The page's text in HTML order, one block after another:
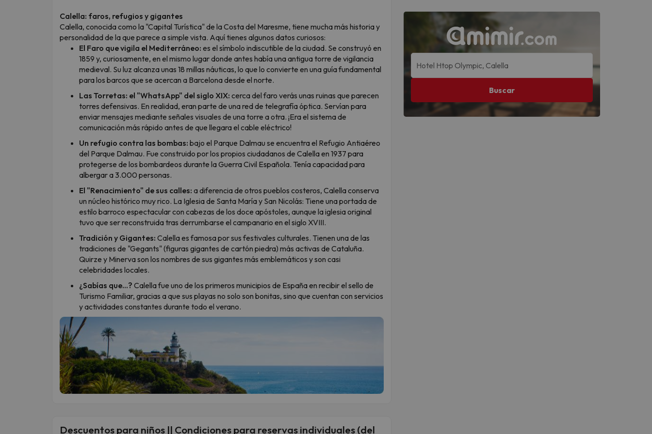
Calella: faros, refugios y gigantes
Calella, conocida como la "Capital Turística" de la Costa del Maresme, tiene mucha más historia y
personalidad de la que parece a simple vista. Aquí tienes algunos datos curiosos:
El Faro que vigila el Mediterráneo: es el símbolo indiscutible de la ciudad. Se construyó en
1859 y, curiosamente, en el mismo lugar donde antes había una antigua torre de vigilancia
medieval. Su luz alcanza unas 18 millas náuticas, lo que lo convierte en una guía fundamental
para los barcos que se acercan a Barcelona desde el norte.
Las Torretas: el "WhatsApp" del siglo XIX: cerca del faro verás unas ruinas que parecen
torres defensivas. En realidad, eran parte de una red de telegrafía óptica. Servían para
enviar mensajes mediante señales visuales de una torre a otra. ¡Era el sistema de
comunicación más rápido antes de que llegara el cable eléctrico!
Un refugio contra las bombas: bajo el Parque Dalmau se encuentra el Refugio Antiaéreo
del Parque Dalmau. Fue construido por los propios ciudadanos de Calella en 1937 para
protegerse de los bombardeos durante la Guerra Civil Española. Tenía capacidad para
albergar a 3.000 personas.
El "Renacimiento" de sus calles: a diferencia de otros pueblos costeros, Calella conserva
un núcleo histórico muy rico. La Iglesia de Santa María y San Nicolás: Tiene una portada de
estilo barroco espectacular con cabezas de los doce apóstoles, aunque la iglesia original
tuvo que ser reconstruida tras derrumbarse el campanario en el siglo XVIII.
Tradición y Gigantes: Calella es famosa por sus festivales culturales. Tienen una de las
tradiciones de "Gegants" (figuras gigantes de cartón piedra) más activas de Cataluña.
Quirze y Minerva son los nombres de sus gigantes más emblemáticos y son casi
celebridades locales.
¿Sabías que...? Calella fue uno de los primeros municipios de España en recibir el sello de
Turismo Familiar, gracias a que sus playas no solo son bonitas, sino que cuentan con servicios
y actividades constantes durante todo el verano.
Descuentos para niños || Condiciones para reservas individuales (del
Buscar